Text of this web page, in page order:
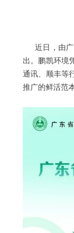
近日，由
出。鹏凯环境
通讯、顺丰等
推广的鲜活范本